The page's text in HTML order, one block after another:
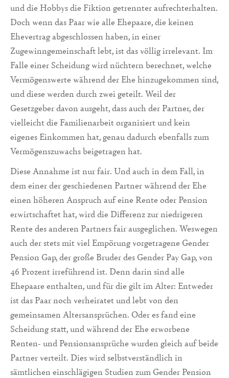
und die Hobbys die Fiktion getrennter aufrechterhalten.
Doch wenn das Paar wie alle Ehepaare, die keinen
Ehevertrag abgeschlossen haben, in einer
Zugewinngemeinschaft lebt, ist das völlig irrelevant. Im
Falle einer Scheidung wird nüchtern berechnet, welche
Vermögenswerte während der Ehe hinzugekommen sind,
und diese werden durch zwei geteilt. Weil der
Gesetzgeber davon ausgeht, dass auch der Partner, der
vielleicht die Familienarbeit organisiert und kein
eigenes Einkommen hat, genau dadurch ebenfalls zum
Vermögenszuwachs beigetragen hat.
Diese Annahme ist nur fair. Und auch in dem Fall, in
dem einer der geschiedenen Partner während der Ehe
einen höheren Anspruch auf eine Rente oder Pension
erwirtschaftet hat, wird die Differenz zur niedrigeren
Rente des anderen Partners fair ausgeglichen. Weswegen
auch der stets mit viel Empörung vorgetragene Gender
Pension Gap, der große Bruder des Gender Pay Gap, von
46 Prozent irreführend ist. Denn darin sind alle
Ehepaare enthalten, und für die gilt im Alter: Entweder
ist das Paar noch verheiratet und lebt von den
gemeinsamen Altersansprüchen. Oder es fand eine
Scheidung statt, und während der Ehe erworbene
Renten- und Pensionsansprüche wurden gleich auf beide
Partner verteilt. Dies wird selbstverständlich in
sämtlichen einschlägigen Studien zum Gender Pension